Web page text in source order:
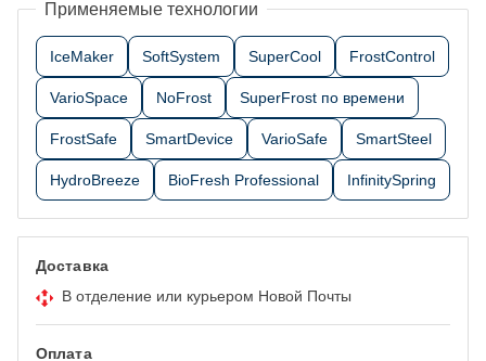
Применяемые технологии
IceMaker SoftSystem SuperCool FrostControl
VarioSpace NoFrost SuperFrost по времени
FrostSafe SmartDevice VarioSafe SmartSteel
HydroBreeze BioFresh Professional InfinitySpring
Доставка
В отделение или курьером Новой Почты
Оплата